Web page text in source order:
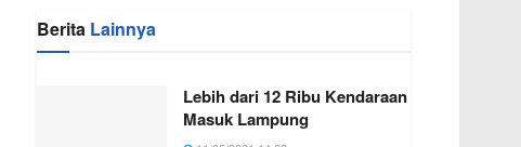
Berita Lainnya
Lebih dari 12 Ribu Kendaraan
Masuk Lampung